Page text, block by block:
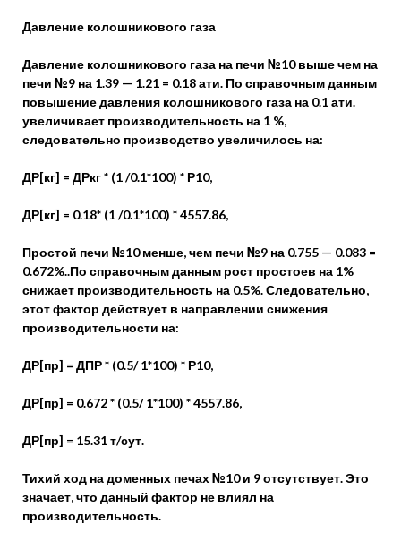
Давление колошникового газа
Давление колошникового газа на печи №10 выше чем на
печи №9 на 1.39 — 1.21 = 0.18 ати. По справочным данным
повышение давления колошникового газа на 0.1 ати.
увеличивает производительность на 1 %,
следовательно производство увеличилось на:
ДР[кг] = ДРкг * (1 /0.1*100) * Р10,
ДР[кг] = 0.18* (1 /0.1*100) * 4557.86,
Простой печи №10 менше, чем печи №9 на 0.755 — 0.083 =
0.672%..По справочным данным рост простоев на 1%
снижает производительность на 0.5%. Следовательно,
этот фактор действует в направлении снижения
производительности на:
ДР[пр] = ДПР * (0.5/ 1*100) * Р10,
ДР[пр] = 0.672 * (0.5/ 1*100) * 4557.86,
ДР[пр] = 15.31 т/сут.
Тихий ход на доменных печах №10 и 9 отсутствует. Это
значает, что данный фактор не влиял на
производительность.